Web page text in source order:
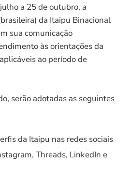
a 25 de outubro, a
da Itaipu Binacional
sua comunicação
às orientações da
ao período de
serão adotadas as seguintes
da Itaipu nas redes sociais
Threads, LinkedIn e